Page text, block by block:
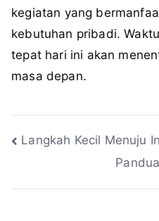
kegiatan yang
kebutuhan pribadi.
tepat hari ini akan
masa depan.
Navigasi
Langkah Kecil Menuju